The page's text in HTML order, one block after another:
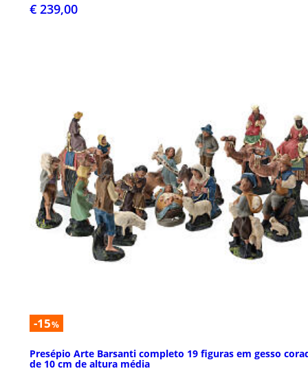
€ 239,00
-15%
Presépio Arte Barsanti completo 19 figuras em gesso
de 10 cm de altura média